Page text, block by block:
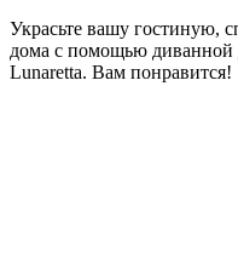
Украсьте вашу гостиную,
дома с помощью диванной
Lunaretta. Вам понравится!